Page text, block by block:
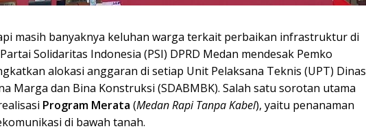
masih banyaknya keluhan warga terkait perbaikan infrastruktur di
Solidaritas Indonesia (PSI) DPRD Medan mendesak Pemko
alokasi anggaran di setiap Unit Pelaksana Teknis (UPT) Dinas
Marga dan Bina Konstruksi (SDABMBK). Salah satu sorotan utama
Program Merata (Medan Rapi Tanpa Kabel), yaitu penanaman
di bawah tanah.